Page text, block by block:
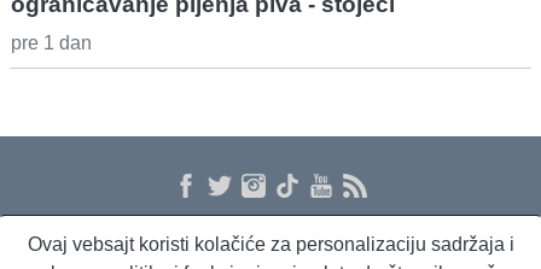
pre 1 dan
Ovaj vebsajt koristi kolačiće za personalizaciju sadržaja i